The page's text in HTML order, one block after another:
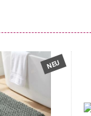
NEU